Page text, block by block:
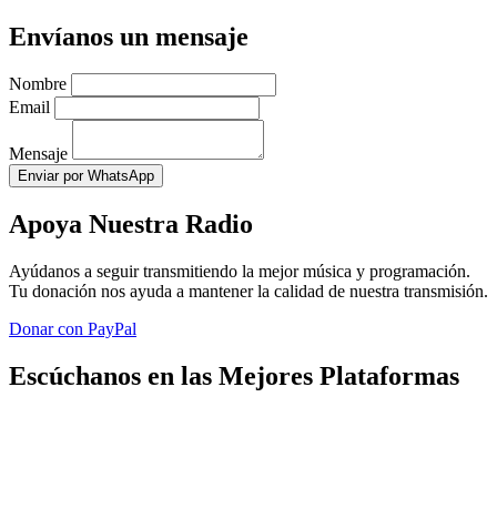
Envíanos un mensaje
Nombre
Email
Mensaje
Enviar por WhatsApp
Apoya Nuestra Radio
Ayúdanos a seguir transmitiendo la mejor música y programación.
Tu donación nos ayuda a mantener la calidad de nuestra transmisión.
Donar con PayPal
Escúchanos en las Mejores Plataformas